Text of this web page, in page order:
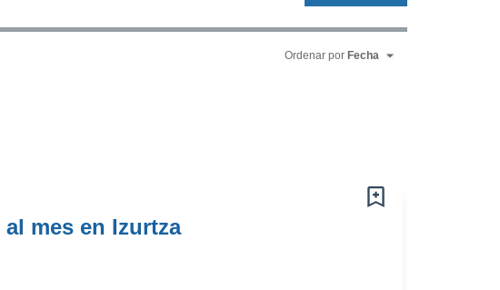
Ordenar por Fecha
mes en Izurtza